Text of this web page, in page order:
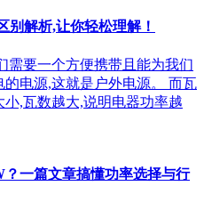
别解析,让你轻松理解！
需要一个方便携带且能为我们
电源,这就是户外电源。 而瓦
,瓦数越大,说明电器功率越
？一篇文章搞懂功率选择与行